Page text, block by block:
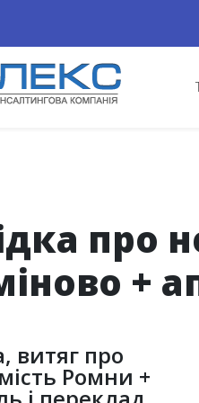
про
+
витяг про
Ромни +